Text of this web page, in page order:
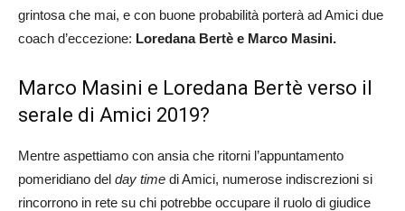
grintosa che mai, e con buone probabilità porterà ad Amici due
coach d’eccezione: Loredana Bertè e Marco Masini.
Marco Masini e Loredana Bertè verso il
serale di Amici 2019?
Mentre aspettiamo con ansia che ritorni l’appuntamento
pomeridiano del day time di Amici, numerose indiscrezioni si
rincorrono in rete su chi potrebbe occupare il ruolo di giudice